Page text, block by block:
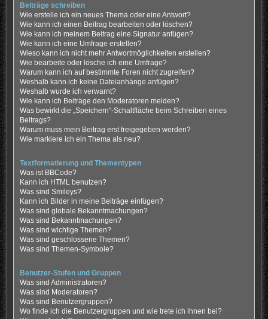
Beiträge schreiben
Wie erstelle ich ein neues Thema oder eine Antwort?
Wie kann ich einen Beitrag bearbeiten oder löschen?
Wie kann ich meinem Beitrag eine Signatur anfügen?
Wie kann ich eine Umfrage erstellen?
Wieso kann ich nicht mehr Antwortmöglichkeiten erstellen?
Wie bearbeite oder lösche ich eine Umfrage?
Warum kann ich auf bestimmte Foren nicht zugreifen?
Weshalb kann ich keine Dateianhänge anfügen?
Weshalb wurde ich verwarnt?
Wie kann ich Beiträge den Moderatoren melden?
Was bewirkt die „Speichern“-Schaltfläche beim Schreiben eines
Beitrags?
Warum muss mein Beitrag erst freigegeben werden?
Wie markiere ich ein Thema als neu?
Textformatierung und Thementypen
Was ist BBCode?
Kann ich HTML benutzen?
Was sind Smileys?
Kann ich Bilder in meine Beiträge einfügen?
Was sind globale Bekanntmachungen?
Was sind Bekanntmachungen?
Was sind wichtige Themen?
Was sind geschlossene Themen?
Was sind Themen-Symbole?
Benutzer-Stufen und Gruppen
Was sind Administratoren?
Was sind Moderatoren?
Was sind Benutzergruppen?
Wo finde ich die Benutzergruppen und wie trete ich ihnen bei?